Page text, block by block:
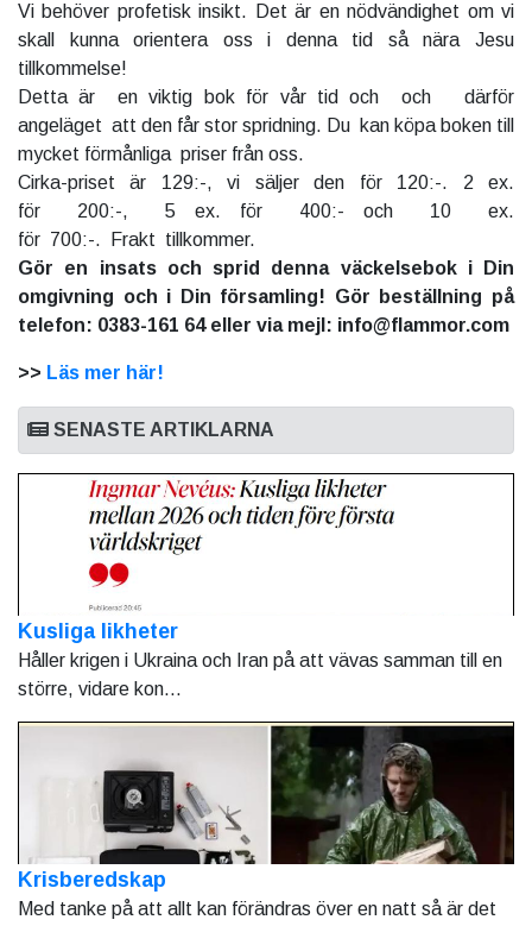
Vi behöver profetisk insikt. Det är en nödvändighet om vi
skall kunna orientera oss i denna tid så nära Jesu
tillkommelse!
Detta är en viktig bok för vår tid och och därför
angeläget att den får stor spridning. Du kan köpa boken till
mycket förmånliga priser från oss.
Cirka-priset är 129:-, vi säljer den för 120:-. 2 ex.
för 200:-, 5 ex. för 400:- och 10 ex.
för 700:-. Frakt tillkommer.
Gör en insats och sprid denna väckelsebok i Din
omgivning och i Din församling! Gör beställning på
telefon: 0383-161 64 eller via mejl: info@flammor.com
>> Läs mer här!
SENASTE ARTIKLARNA
Kusliga likheter
Håller krigen i Ukraina och Iran på att vävas samman till en
större, vidare kon...
Krisberedskap
Med tanke på att allt kan förändras över en natt så är det